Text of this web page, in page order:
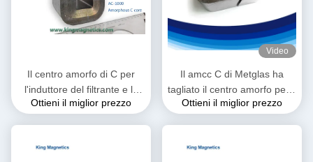
Il centro amorfo di C per
l'induttore del filtrante e la
bobina d'arresto di PFC fatti
Ottieni il miglior prezzo
Video
Il amcc C di Metglas ha
tagliato il centro amorfo per il
trasformatore ad alta
Ottieni il miglior prezzo